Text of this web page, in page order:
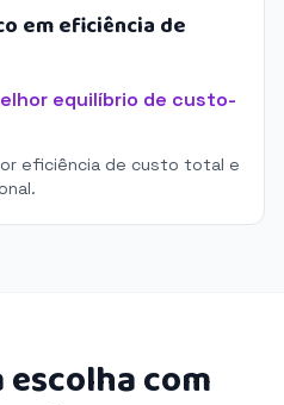
em eficiência de
equilíbrio de custo-
eficiência de custo total e
com